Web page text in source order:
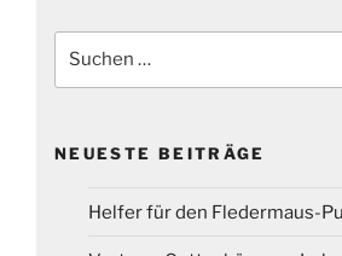
nach:
NEUESTE BEITRÄGE
Helfer für den Fledermaus-